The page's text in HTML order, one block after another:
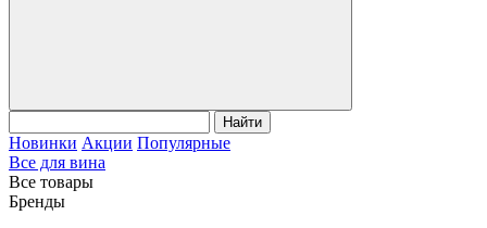
Найти
Новинки Акции Популярные
Все для вина
Все товары
Бренды